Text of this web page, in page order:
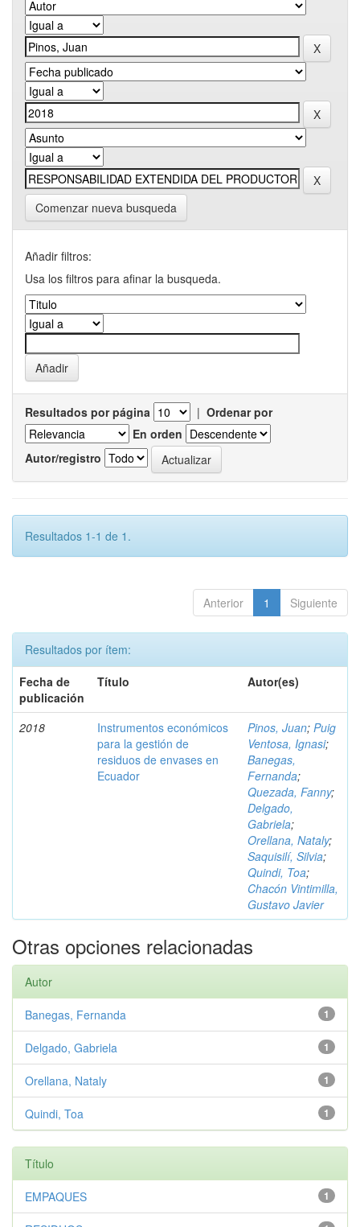
Comenzar nueva busqueda
Añadir filtros:
Usa los filtros para afinar la busqueda.
Resultados por página | Ordenar por
En orden
Autor/registro
Resultados 1-1 de 1.
Anterior 1 Siguiente
Resultados por ítem:
Fecha de
publicación
Título Autor(es)
2018
Instrumentos económicos
para la gestión de
residuos de envases en
Ecuador
Pinos, Juan; Puig
Ventosa, Ignasi;
Banegas,
Fernanda;
Quezada, Fanny;
Delgado,
Gabriela;
Orellana, Nataly;
Saquisilí, Silvia;
Quindi, Toa;
Chacón Vintimilla,
Gustavo Javier
Otras opciones relacionadas
Autor
1
Banegas, Fernanda
1
Delgado, Gabriela
1
Orellana, Nataly
1
Quindi, Toa
Título
1
EMPAQUES